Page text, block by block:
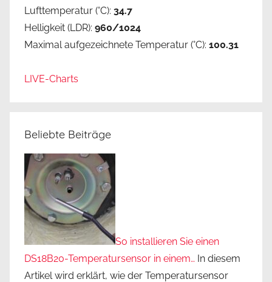
Lufttemperatur (°C): 34.7
Helligkeit (LDR): 960/1024
Maximal aufgezeichnete Temperatur (°C): 100.31
LIVE-Charts
Beliebte Beiträge
So installieren Sie einen
DS18B20-Temperatursensor in einem… In diesem
Artikel wird erklärt, wie der Temperatursensor